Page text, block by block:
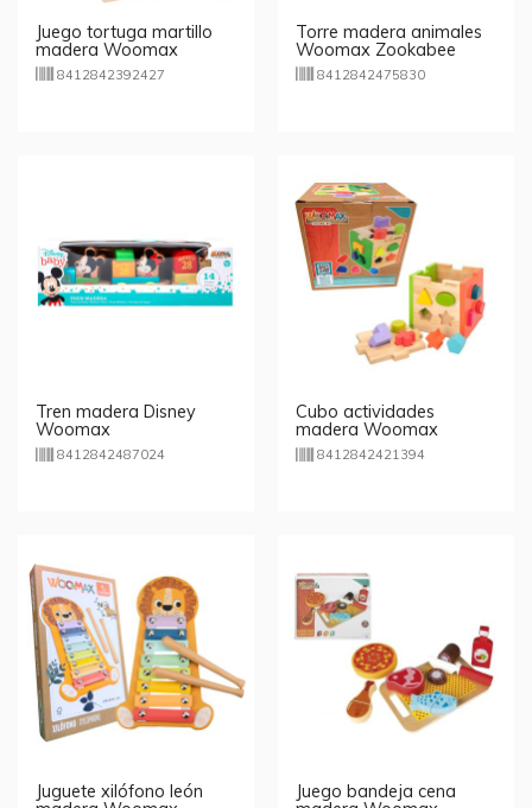
Juego tortuga martillo
madera Woomax
8412842392427
Torre madera animales
Woomax Zookabee
8412842475830
Tren madera Disney
Woomax
8412842487024
Cubo actividades
madera Woomax
8412842421394
Juguete xilófono león
Juego bandeja cena